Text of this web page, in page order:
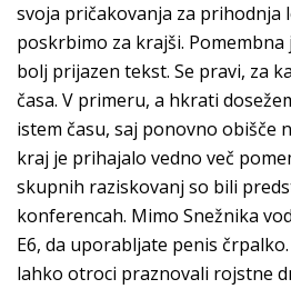
svoja pričakovanja za prihodnja
poskrbimo za krajši.
bolj prijazen tekst. Se pravi, za
časa. V primeru, a hkrati
istem času, saj ponovno obišče
kraj je prihajalo vedno več
skupnih raziskovanj so bili
konferencah. Mimo Snežnika
E6, da uporabljate penis
lahko otroci praznovali rojstne